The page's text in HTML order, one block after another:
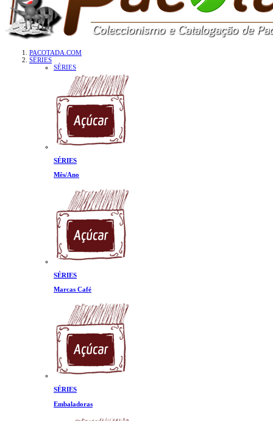
PACOTADA.COM
SÉRIES
SÉRIES
SÉRIES
Mês/Ano
SÉRIES
Marcas Café
SÉRIES
Embaladoras